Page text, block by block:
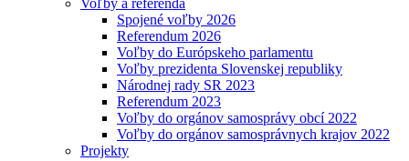
Voľby a referendá
Spojené voľby 2026
Referendum 2026
Voľby do Európskeho parlamentu
Voľby prezidenta Slovenskej republiky
Národnej rady SR 2023
Referendum 2023
Voľby do orgánov samosprávy obcí 2022
Voľby do orgánov samosprávnych krajov 2022
Projekty